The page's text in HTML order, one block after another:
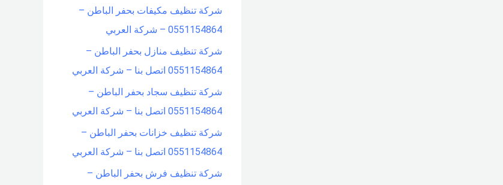
شركة تنظيف مكيفات بحفر الباطن –
0551154864 – شركة العربي
شركة تنظيف منازل بحفر الباطن –
0551154864 اتصل بنا – شركة العربي
شركة تنظيف سجاد بحفر الباطن –
0551154864 اتصل بنا – شركة العربي
شركة تنظيف خزانات بحفر الباطن –
0551154864 اتصل بنا – شركة العربي
شركة تنظيف فرش بحفر الباطن –